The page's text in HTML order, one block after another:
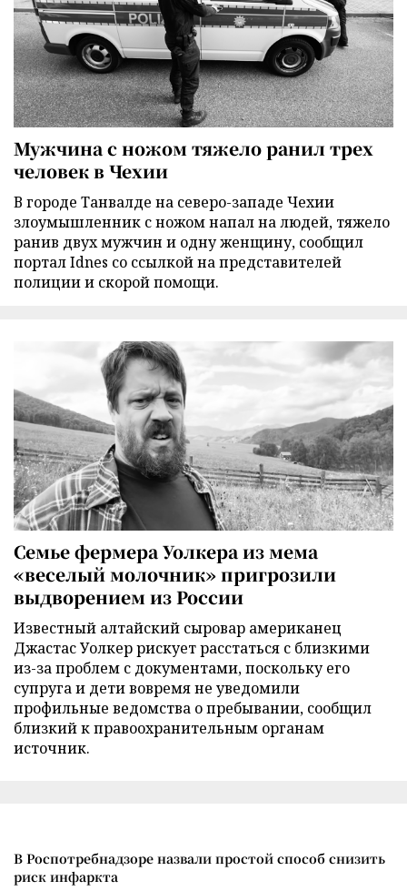
Мужчина с ножом тяжело ранил трех
человек в Чехии
В городе Танвалде на северо-западе Чехии
злоумышленник с ножом напал на людей, тяжело
ранив двух мужчин и одну женщину, сообщил
портал Idnes со ссылкой на представителей
полиции и скорой помощи.
Семье фермера Уолкера из мема
«веселый молочник» пригрозили
выдворением из России
Известный алтайский сыровар американец
Джастас Уолкер рискует расстаться с близкими
из-за проблем с документами, поскольку его
супруга и дети вовремя не уведомили
профильные ведомства о пребывании, сообщил
близкий к правоохранительным органам
источник.
В Роспотребнадзоре назвали простой способ снизить
риск инфаркта